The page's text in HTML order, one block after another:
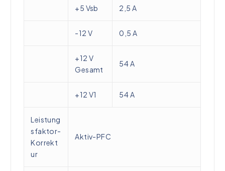
+5 Vsb 2,5 A
-12 V 0,5 A
+12 V
Gesamt
54 A
+12 V1 54 A
Leistung
sfaktor-
Korrekt
ur
Aktiv-PFC